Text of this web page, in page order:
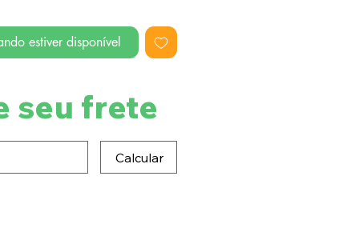
estiver disponível
seu frete
Calcular